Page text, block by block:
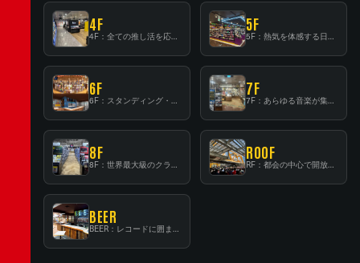
4F
4F：全ての推し活を応援するフロア！
5F
5F：熱気を体感する日本一のK-POP空間！
6F
6F：スタンディング・ビアバーを新設した日本最大規模のレコード専門フロア！
7F
7F：あらゆる音楽が集結する最多ジャンルフロア！
8F
8F：世界最大級のクラシック音楽専門フロア！
ROOF
RF：都会の中心で開放感あふれるルーフトップイベントスペース
BEER
BEER：レコードに囲まれたスタンディングバー